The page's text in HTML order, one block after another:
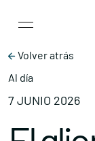
Main
Volver atrás
Al día
7 JUNIO 2026